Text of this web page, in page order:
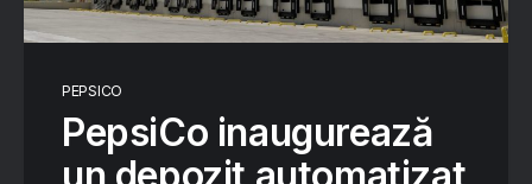
PEPSICO
PepsiCo inaugurează